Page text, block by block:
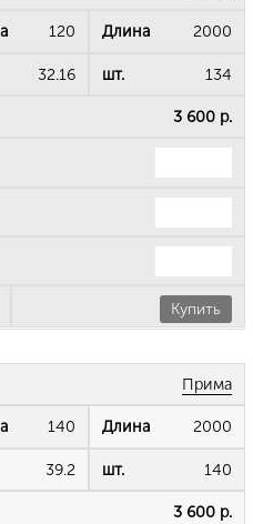
120 2000
32.16 134
3 600 р.
Купить
Прима
140 2000
39.2 140
3 600 р.